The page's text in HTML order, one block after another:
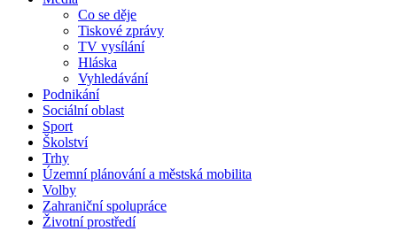
Co se děje
Tiskové zprávy
TV vysílání
Hláska
Vyhledávání
Podnikání
Sociální oblast
Sport
Školství
Trhy
Územní plánování a městská mobilita
Volby
Zahraniční spolupráce
Životní prostředí